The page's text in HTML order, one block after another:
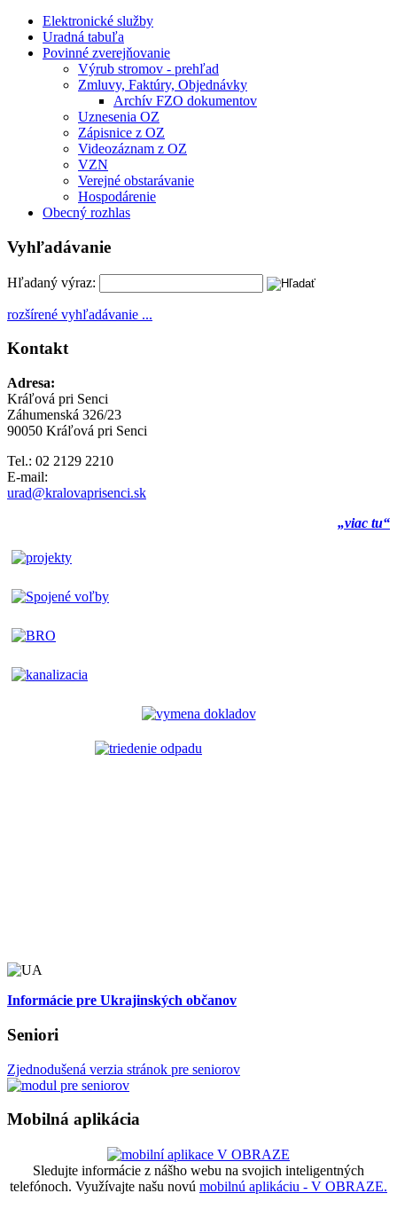
Elektronické služby
Uradná tabuľa
Povinné zverejňovanie
Výrub stromov - prehľad
Zmluvy, Faktúry, Objednávky
Archív FZO dokumentov
Uznesenia OZ
Zápisnice z OZ
Videozáznam z OZ
VZN
Verejné obstarávanie
Hospodárenie
Obecný rozhlas
Vyhľadávanie
Hľadaný výraz:
rozšírené vyhľadávanie ...
Kontakt
Adresa:
Kráľová pri Senci
Záhumenská 326/23
90050 Kráľová pri Senci
Tel.: 02 2129 2210
E-mail:
urad@kralovaprisenci.sk
„viac tu“
Informácie pre Ukrajinských občanov
Seniori
Zjednodušená verzia stránok pre seniorov
Mobilná aplikácia
Sledujte informácie z nášho webu na svojich inteligentných
telefónoch. Využívajte našu novú mobilnú aplikáciu - V OBRAZE.